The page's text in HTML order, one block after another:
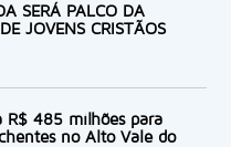
SERÁ PALCO DA
JOVENS CRISTÃOS
R$ 485 milhões para
no Alto Vale do